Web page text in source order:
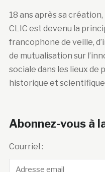
18 ans après sa
CLIC est devenu la
francophone de veille,
de mutualisation sur
sociale dans les lieux de
historique et
Abonnez-vous à
Courriel :